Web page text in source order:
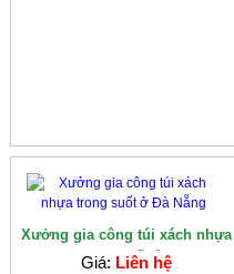
Xưởng gia công túi xách nhựa
trong suốt ở...
Giá: Liên hệ